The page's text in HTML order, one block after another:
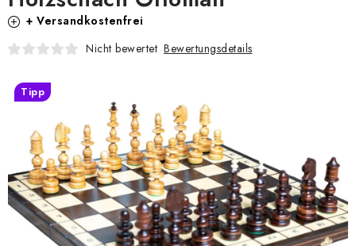
SCHACHBRETTER
SCHACHUHREN
SCHACHBÜCHER
SCHACH-ANTIQUITÄTENLADEN
SCHACH ONLINE
+ Versandkostenfrei
Nicht bewertet Bewertungsdetails
Tipp